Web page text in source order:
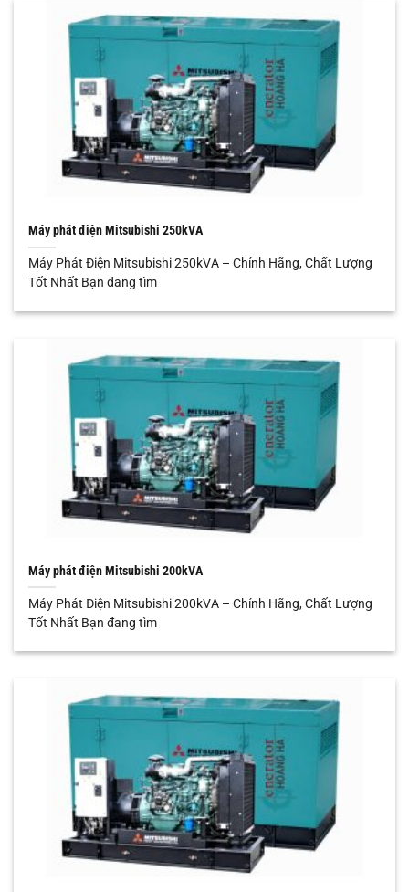
Máy phát điện Mitsubishi 250kVA
Máy Phát Điện Mitsubishi 250kVA – Chính Hãng, Chất Lượng
Tốt Nhất Bạn đang tìm
Máy phát điện Mitsubishi 200kVA
Máy Phát Điện Mitsubishi 200kVA – Chính Hãng, Chất Lượng
Tốt Nhất Bạn đang tìm